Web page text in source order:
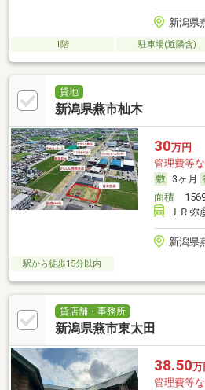
新潟県
1階 駐車場(近隣含)
貸地
新潟県燕市杣木
30万円
管理費等
3ヶ月
面積
ＪＲ
新潟県
駅から徒歩15分以内
貸店舗・事務所
新潟県燕市東太田
38.50万
管理費等